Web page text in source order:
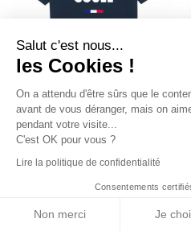
T-SHIRT RUGBY - TOUCHÉ
MAIS PAS COULÉ
byTshirt Corner
22,90 €
Salut c'est nous...
les Cookies !
On a attendu d'être sûrs que le
avant de vous déranger, mais on
pendant votre visite...
C'est OK pour vous ?
Lire la politique de confidentialité
Consentements
Non merci Je